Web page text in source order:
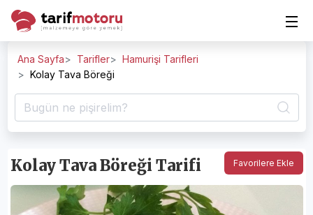
Ana Sayfa Tarifler
Hamurişi Tarifleri
Kolay Tava Böreği
Favorilere Ekle
Kolay Tava Böreği Tarifi